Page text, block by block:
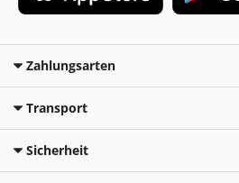
Zahlungsarten
Transport
Sicherheit